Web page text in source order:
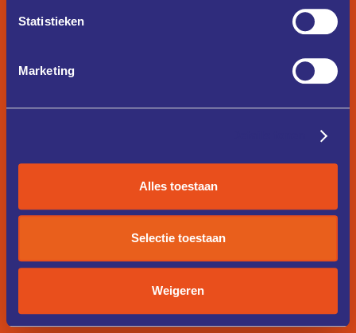
Statistieken
Marketing
Alles toestaan
Selectie toestaan
Weigeren